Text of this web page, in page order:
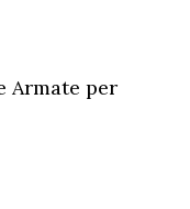
Armate per